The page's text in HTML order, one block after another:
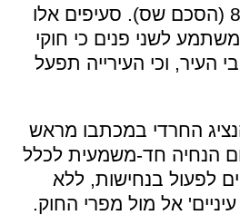
דגה"ת ואגו"י) וסעיף 8 (הסכם שס). סעיפים אלו
לשני פנים כי חוקי
העיר, וכי העירייה תפעל
החרדי במכתבו מראש
הנחיה חד-משמעית לכלל
לפעול בנחישות, ללא
אל מול מפרי החוק.